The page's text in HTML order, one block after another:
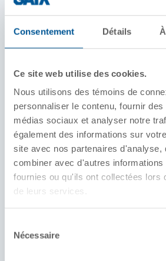
Consentement Détails
Ce site web utilise des cookies.
Nous utilisons des témoins de
personnaliser le contenu, fournir
médias sociaux et analyser notre
également des informations sur
site avec nos partenaires d'analyse,
combiner avec d'autres
fournies ou qu'ils ont collectées lors
de leurs services.
Nécessaire
DÉTAILS DE
Capacité nominale/charge
286 000 lb
Éléments de conception
Câbles/treillis
Fentes latérales d’appui
Socles de conteneurs
Configurations standards
Wagons plats munis de
Longueur standard de